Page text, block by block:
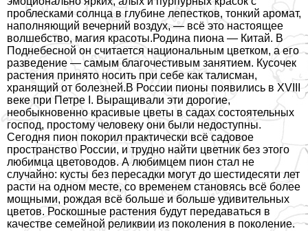
проблесками солнца в глубине лепестков, тонкий аромат,
наполняющий вечерний воздух, — всё это настоящее
волшебство, магия красоты.Родина пиона — Китай. В
Поднебесной он считается национальным цветком, а его
разведение — самым благочестивым занятием. Кусочек
растения принято носить при себе как талисман,
хранящий от болезней.В России пионы появились в XVIII
веке при Петре I. Выращивали эти дорогие,
необыкновенно красивые цветы в садах состоятельных
господ, простому человеку они были недоступны.
Сегодня пион покорил пpaктически всё садовое
прострaнcтво России, и трудно найти цветник без этого
любимца цветоводов. А любимцем пион стал не
случайно: кусты без пересадки могут до шестидесяти лет
расти на одном месте, со временем становясь всё более
мощными, рождая всё больше и больше удивительных
цветов. Роскошные растения будут передаваться в
качестве семейной реликвии из поколения в поколение.